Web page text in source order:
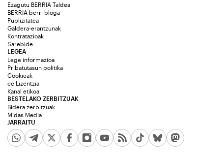
Ezagutu BERRIA Taldea
BERRIA berri bloga
Publizitatea
Galdera-erantzunak
Kontratazioak
Sarebide
JARRAITU
LEGEA
Lege informazioa
Pribatutasun politika
Cookieak
cc Lizentzia
Kanal etikoa
BESTELAKO ZERBITZUAK
Bidera zerbitzuak
Midas Media